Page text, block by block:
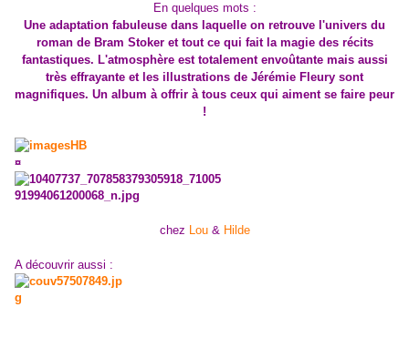
En quelques mots :
Une adaptation fabuleuse dans laquelle on retrouve l'univers du
roman de Bram Stoker et tout ce qui fait la magie des récits
fantastiques. L'atmosphère est totalement envoûtante mais aussi
très effrayante et les illustrations de Jérémie Fleury sont
magnifiques. Un album à offrir à tous ceux qui aiment se faire peur
!
¤
chez Lou& Hilde
A découvrir aussi :